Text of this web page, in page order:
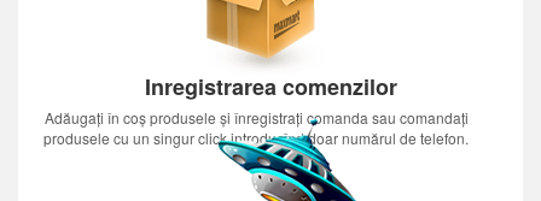
Inregistrarea comenzilor
Adăugați în coș produsele și înregistrați comanda sau comandați
produsele cu un singur click introducînd doar numărul de telefon.